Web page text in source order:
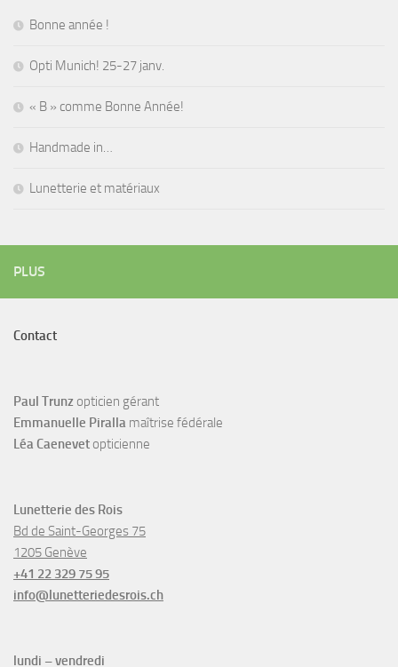
Bonne année !
Opti Munich! 25-27 janv.
« B » comme Bonne Année!
Handmade in…
Lunetterie et matériaux
PLUS
Contact
Paul Trunz opticien gérant
Emmanuelle Piralla maîtrise fédérale
Léa Caenevet opticienne
Lunetterie des Rois
Bd de Saint-Georges 75
1205 Genève
+41 22 329 75 95
info@lunetteriedesrois.ch
lundi – vendredi